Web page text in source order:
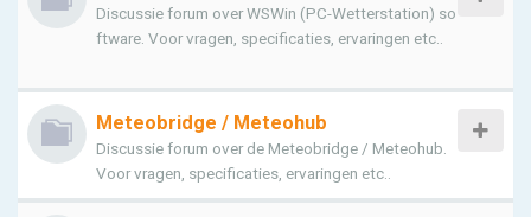
Discussie forum over WSWin (PC-Wetterstation) so
ftware. Voor vragen, specificaties, ervaringen etc..
Meteobridge / Meteohub
Discussie forum over de Meteobridge / Meteohub.
Voor vragen, specificaties, ervaringen etc..